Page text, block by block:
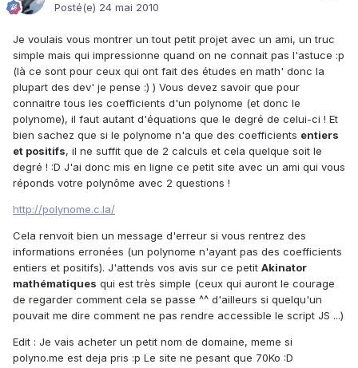
Posté(e) 24 mai 2010
Je voulais vous montrer un tout petit projet avec un ami, un truc
simple mais qui impressionne quand on ne connait pas l'astuce :p
(là ce sont pour ceux qui ont fait des études en math' donc la
plupart des dev' je pense :) ) Vous devez savoir que pour
connaitre tous les coefficients d'un polynome (et donc le
polynome), il faut autant d'équations que le degré de celui-ci ! Et
bien sachez que si le polynome n'a que des coefficients entiers
et positifs, il ne suffit que de 2 calculs et cela quelque soit le
degré ! :D J'ai donc mis en ligne ce petit site avec un ami qui vous
réponds votre polynôme avec 2 questions !
http://polynome.c.la/
Cela renvoit bien un message d'erreur si vous rentrez des
informations erronées (un polynome n'ayant pas des coefficients
entiers et positifs). J'attends vos avis sur ce petit Akinator
mathématiques qui est très simple (ceux qui auront le courage
de regarder comment cela se passe ^^ d'ailleurs si quelqu'un
pouvait me dire comment ne pas rendre accessible le script JS ...)
Edit : Je vais acheter un petit nom de domaine, meme si
polyno.me est deja pris :p Le site ne pesant que 70Ko :D